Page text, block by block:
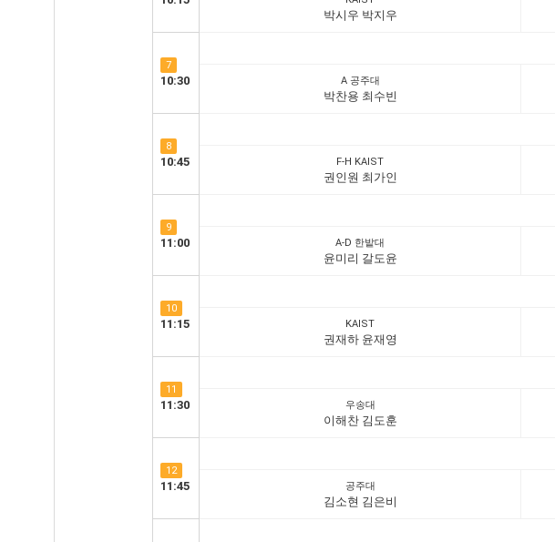
박시우 박지우
7
10:30 A 공주대
박찬용 최수빈
8
10:45 F-H KAIST
권인원 최가인
9
11:00 A-D 한밭대
윤미리 갈도윤
10
11:15 KAIST
권재하 윤재영
11
11:30 우송대
이해찬 김도훈
12
11:45 공주대
김소현 김은비